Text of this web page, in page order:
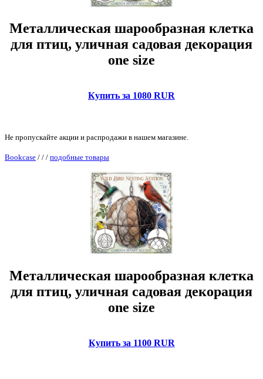
Металлическая шарообразная клетка
для птиц, уличная садовая декорация
one size
Купить за 1080 RUR
Не пропускайте акции и распродажи в нашем магазине.
Bookcase / / / подобные товары
Металлическая шарообразная клетка
для птиц, уличная садовая декорация
one size
Купить за 1100 RUR